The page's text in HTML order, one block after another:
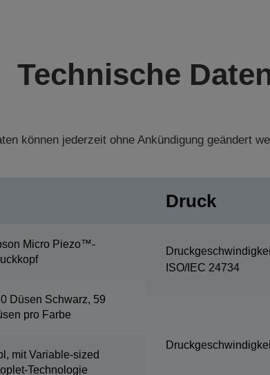
Technische
können jederzeit ohne Ankündigung geändert
Micro Piezo™-
Düsen Schwarz, 59
pro Farbe
mit Variable-sized
Technologie
Druck
ISO/IEC 24734